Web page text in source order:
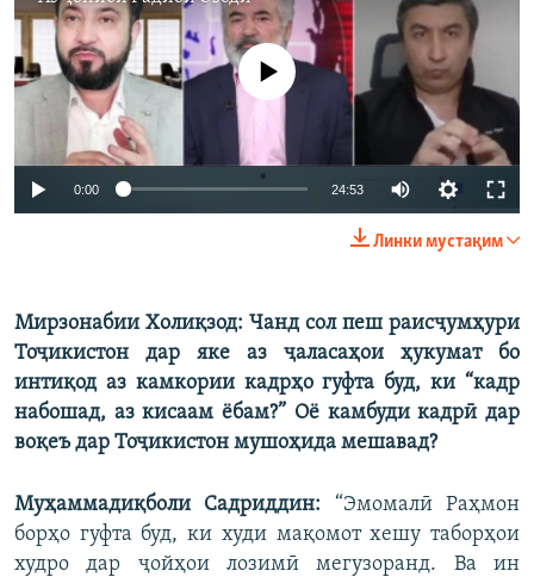
Auto
720p 1080p
Феълан кор намекунад
0:00 24:53
720p
1080p
Линки мустақим
Мирзонабии Холиқзод: Чанд сол пеш раисҷумҳури
Тоҷикистон дар яке аз ҷаласаҳои ҳукумат бо
интиқод аз камкории кадрҳо гуфта буд, ки “кадр
набошад, аз кисаам ёбам?” Оё камбуди кадрӣ дар
воқеъ дар Тоҷикистон мушоҳида мешавад?
Муҳаммадиқболи Садриддин: “Эмомалӣ Раҳмон
борҳо гуфта буд, ки худи мақомот хешу таборҳои
худро дар ҷойҳои лозимӣ мегузоранд. Ва ин